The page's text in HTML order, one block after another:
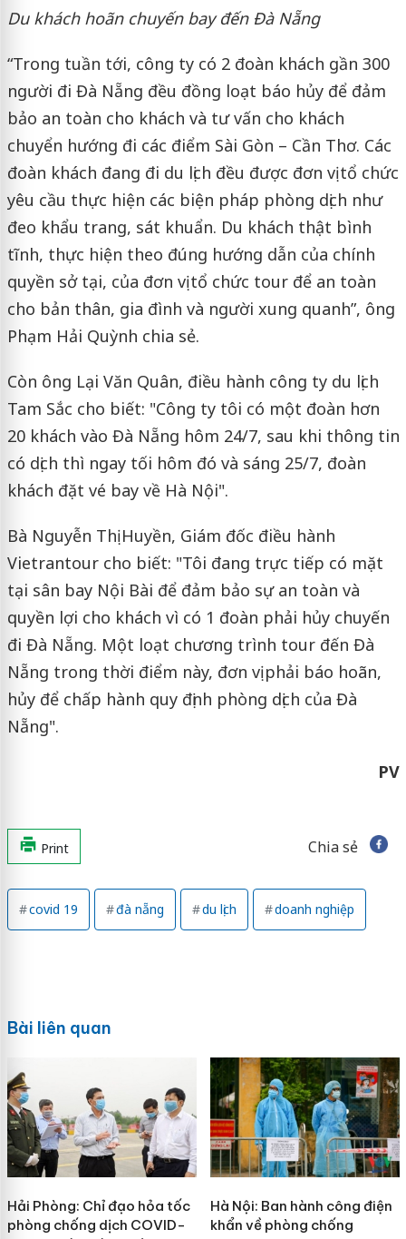
Du khách hoãn chuyến bay đến Đà Nẵng
“Trong tuần tới, công ty có 2 đoàn khách gần 300
người đi Đà Nẵng đều đồng loạt báo hủy để đảm
bảo an toàn cho khách và tư vấn cho khách
chuyển hướng đi các điểm Sài Gòn – Cần Thơ. Các
đoàn khách đang đi du lịch đều được đơn vị tổ chức
yêu cầu thực hiện các biện pháp phòng dịch như
đeo khẩu trang, sát khuẩn. Du khách thật bình
tĩnh, thực hiện theo đúng hướng dẫn của chính
quyền sở tại, của đơn vị tổ chức tour để an toàn
cho bản thân, gia đình và người xung quanh”, ông
Phạm Hải Quỳnh chia sẻ.
Còn ông Lại Văn Quân, điều hành công ty du lịch
Tam Sắc cho biết: "Công ty tôi có một đoàn hơn
20 khách vào Đà Nẵng hôm 24/7, sau khi thông tin
có dịch thì ngay tối hôm đó và sáng 25/7, đoàn
khách đặt vé bay về Hà Nội".
Bà Nguyễn Thị Huyền, Giám đốc điều hành
Vietrantour cho biết: "Tôi đang trực tiếp có mặt
tại sân bay Nội Bài để đảm bảo sự an toàn và
quyền lợi cho khách vì có 1 đoàn phải hủy chuyến
đi Đà Nẵng. Một loạt chương trình tour đến Đà
Nẵng trong thời điểm này, đơn vị phải báo hoãn,
hủy để chấp hành quy định phòng dịch của Đà
Nẵng".
PV
Print Chia sẻ
covid 19 đà nẵng du lịch doanh nghiệp
Bài liên quan
Hải Phòng: Chỉ đạo hỏa tốc
phòng chống dịch COVID-
Hà Nội: Ban hành công điện
khẩn về phòng chống